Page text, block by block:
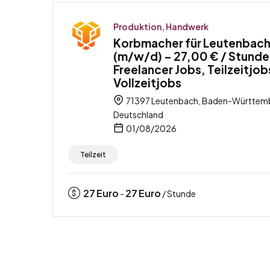
Produktion, Handwerk
Korbmacher für Leutenbach
(m/w/d) – 27,00 € / Stunde
Freelancer Jobs,
Vollzeitjobs
71397 Leutenbach, Baden-
Deutschland
01/08/2026
Teilzeit
27Euro - 27Euro / Stunde